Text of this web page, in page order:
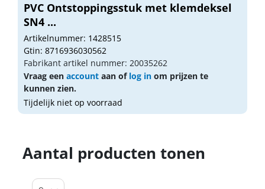
PVC Ontstoppingsstuk met klemdeksel
SN4 ...
Artikelnummer: 1428515
Gtin: 8716936030562
Fabrikant artikel nummer: 20035262
Vraag een account aan of log in om prijzen te
kunnen zien.
Tijdelijk niet op voorraad
Aantal producten tonen